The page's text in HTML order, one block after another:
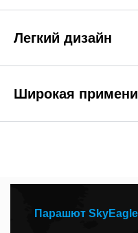
Легкий дизайн
Широкая
Парашют SkyEagle